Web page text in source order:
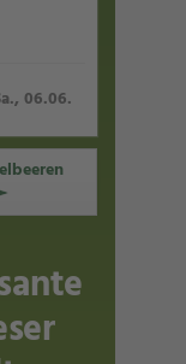
06.06.